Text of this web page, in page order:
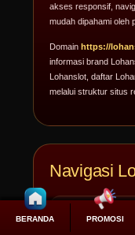
BERANDA PROMOSI
akses responsif,
mudah dipahami oleh
Domain https://
informasi brand
Lohanslot, daftar
melalui struktur situs
Navigasi